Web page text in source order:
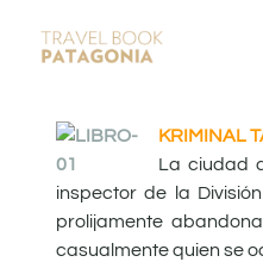
KRIMINAL
La ciudad
inspector de la
prolijamente
casualmente quien se